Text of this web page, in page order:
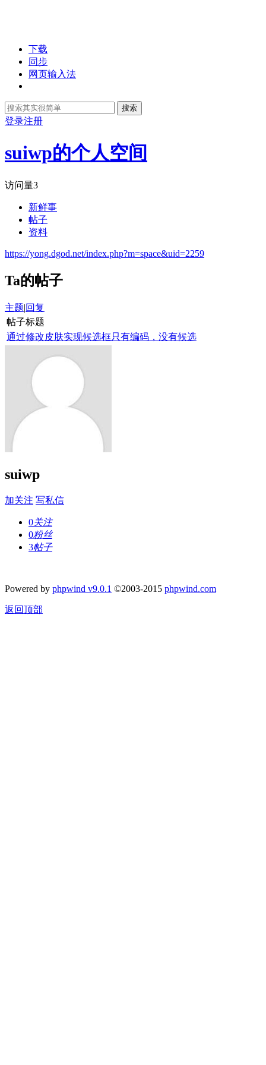
下载
同步
网页输入法
搜索
登录注册
suiwp的个人空间
访问量3
新鲜事
帖子
资料
https://yong.dgod.net/index.php?m=space&uid=2259
Ta的帖子
主题|回复
帖子标题
通过修改皮肤实现候选框只有编码，没有候选
suiwp
加关注 写私信
0关注
0粉丝
3帖子
Powered by phpwind v9.0.1 ©2003-2015 phpwind.com
返回顶部